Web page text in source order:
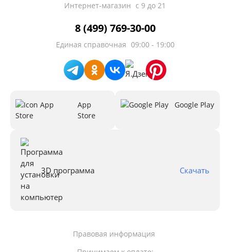
Интернет-магазин с 9 до 21
8 (499) 769-30-00
Единая справочная 09:00 - 19:00
App
Store
Google Play
3D программа Скачать
Правовая информация